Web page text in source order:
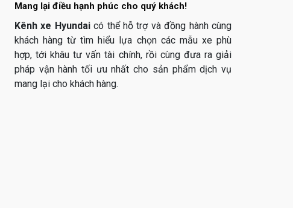
Mang lại điều hạnh phúc cho quý khách!
Kênh xe Hyundaicó thể hỗ trợ và đồng hành cùng
khách hàng từ tìm hiểu lựa chọn các mẫu xe phù
hợp, tới khâu tư vấn tài chính, rồi cùng đưa ra giải
pháp vận hành tối ưu nhất cho sản phẩm dịch vụ
mang lại cho khách hàng.